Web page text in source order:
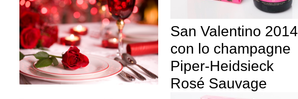
San Valentino 2014
con lo champagne
Piper-Heidsieck
Rosé Sauvage